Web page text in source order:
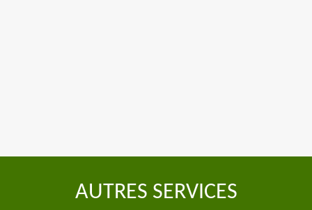
AUTRES SERVICES